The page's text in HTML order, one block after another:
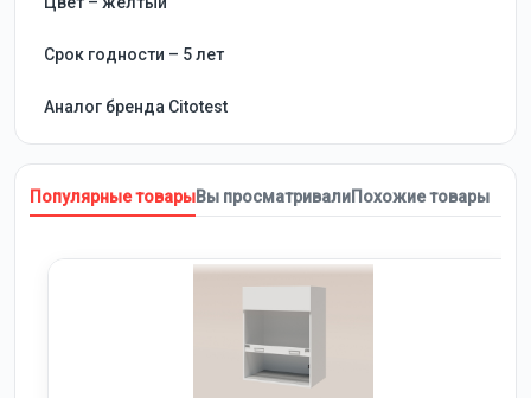
Срок годности – 5 лет
Аналог бренда Citotest
Популярные товарыВы просматривалиПохожие товары